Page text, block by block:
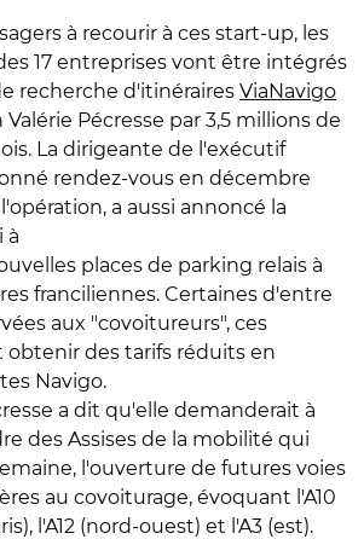
à recourir à ces start-up, les
17 entreprises vont être intégrés
recherche d'itinéraires ViaNavigo
Pécresse par 3,5 millions de
La dirigeante de l'exécutif
rendez-vous en décembre
a aussi annoncé la
à
places de parking relais à
franciliennes. Certaines d'entre
aux "covoitureurs", ces
obtenir des tarifs réduits en
Navigo.
a dit qu'elle demanderait à
des Assises de la mobilité qui
l'ouverture de futures voies
au covoiturage, évoquant l'A10
l'A12 (nord-ouest) et l'A3 (est).